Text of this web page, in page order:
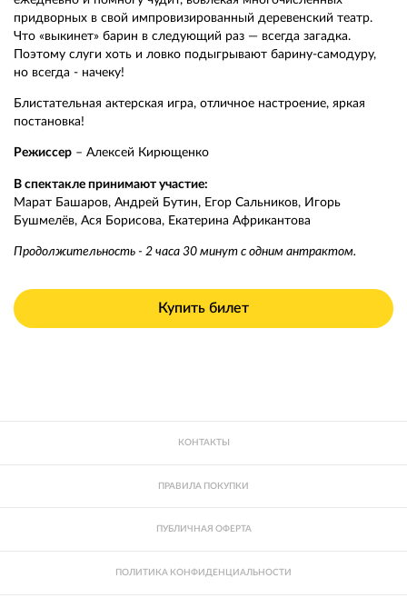
придворных в свой импровизированный деревенский театр.
Что «выкинет» барин в следующий раз — всегда загадка.
Поэтому слуги хоть и ловко подыгрывают барину-самодуру,
но всегда - начеку!
Блистательная актерская игра, отличное настроение, яркая
постановка!
Режиссер – Алексей Кирющенко
В спектакле принимают участие:
Марат Башаров, Андрей Бутин, Егор Сальников, Игорь
Бушмелëв, Ася Борисова, Екатерина Африкантова
Продолжительность - 2 часа 30 минут с одним антрактом.
Купить билет
КОНТАКТЫ
ПРАВИЛА ПОКУПКИ
ПУБЛИЧНАЯ ОФЕРТА
ПОЛИТИКА КОНФИДЕНЦИАЛЬНОСТИ